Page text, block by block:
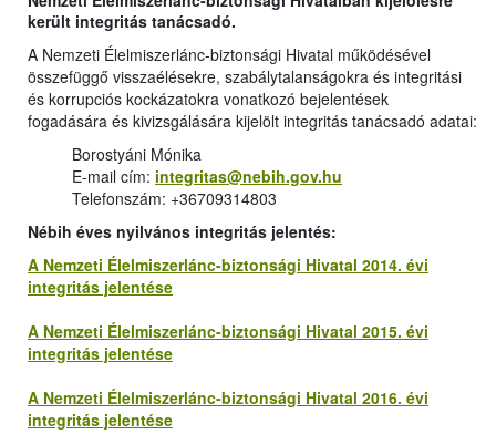
került integritás tanácsadó.
A Nemzeti Élelmiszerlánc-biztonsági Hivatal működésével
összefüggő visszaélésekre, szabálytalanságokra és integritási
és korrupciós kockázatokra vonatkozó bejelentések
fogadására és kivizsgálására kijelölt integritás tanácsadó adatai:
Borostyáni Mónika
E-mail cím: integritas@nebih.gov.hu
Telefonszám: +36709314803
Nébih éves nyilvános integritás jelentés:
A Nemzeti Élelmiszerlánc-biztonsági Hivatal 2014. évi
integritás jelentése
A Nemzeti Élelmiszerlánc-biztonsági Hivatal 2015. évi
integritás jelentése
A Nemzeti Élelmiszerlánc-biztonsági Hivatal 2016. évi
integritás jelentése